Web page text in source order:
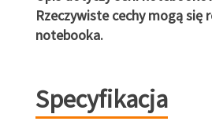
Rzeczywiste cechy mogą
notebooka.
Specyfikacja